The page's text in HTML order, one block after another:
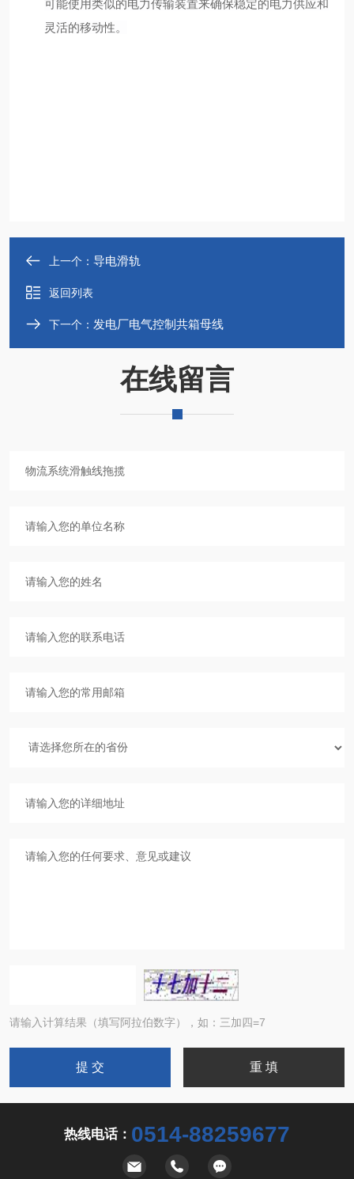
可能使用类似的电力传输装置来确保稳定的电力供应和
灵活的移动性。
上一个： 导电滑轨
返回列表
下一个： 发电厂电气控制共箱母线
在线留言
请输入计算结果（填写阿拉伯数字），如：三加四=7
热线电话： 0514-88259677